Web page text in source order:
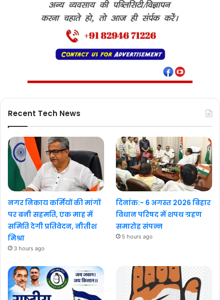
Recent Tech News
नगर निकाय कर्मियों की मांगों
पर बनी सहमति, एक माह में
समिति देगी प्रतिवेदन, नीतीश
मिश्रा
3 hours ago
दिनांक:- 6 अगस्त 2026 बिहार
विधान परिषद में शपथ ग्रहण
समारोह संपन्न
5 hours ago